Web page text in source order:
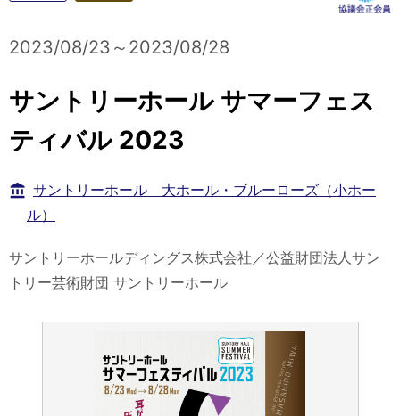
2023/08/23～2023/08/28
サントリーホール サマーフェス
ティバル 2023
サントリーホール 大ホール・ブルーローズ（小ホー
ル）
サントリーホールディングス株式会社／公益財団法人サン
トリー芸術財団 サントリーホール